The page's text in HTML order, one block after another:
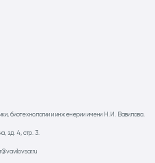
биотехнологии и инженерии имени Н.И. Вавилова.
зд. 4, стр. 3.